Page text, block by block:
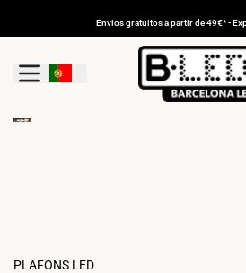
Envios gratuitos a partir de 49€* -
Botão De Geolocalização: Portugal
PLAFONS LED